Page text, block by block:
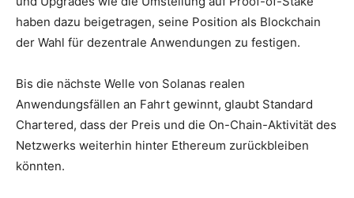
haben dazu beigetragen, seine Position als Blockchain
der Wahl für dezentrale Anwendungen zu festigen.
Bis die nächste Welle von Solanas realen
Anwendungsfällen an Fahrt gewinnt, glaubt Standard
Chartered, dass der Preis und die On-Chain-Aktivität des
Netzwerks weiterhin hinter Ethereum zurückbleiben
könnten.